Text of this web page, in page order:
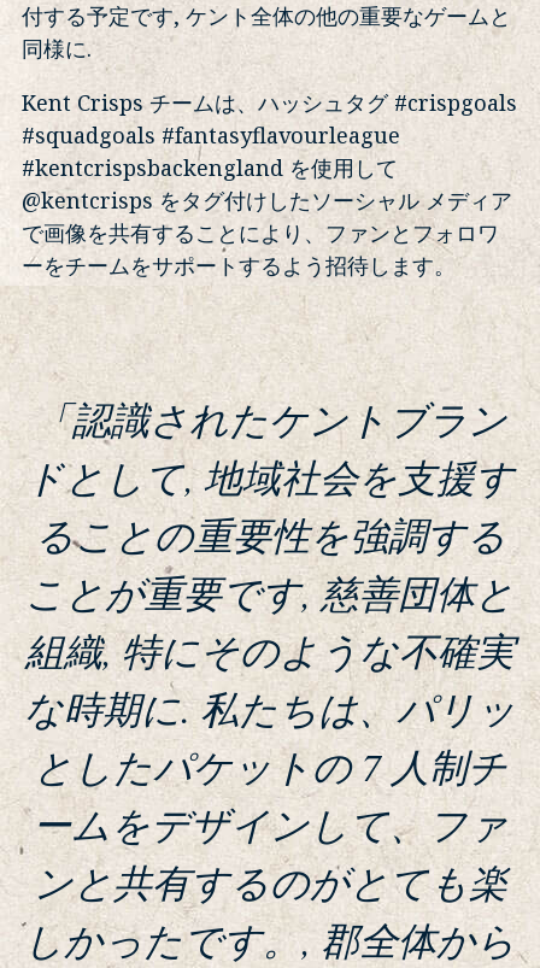
付する予定です, ケント全体の他の重要なゲームと
同様に.
Kent Crisps チームは、ハッシュタグ #crispgoals
#squadgoals #fantasyflavourleague
#kentcrispsbackengland を使用して
@kentcrisps をタグ付けしたソーシャル メディア
で画像を共有することにより、ファンとフォロワ
ーをチームをサポートするよう招待します。
「認識されたケントブラン
ドとして, 地域社会を支援す
ることの重要性を強調する
ことが重要です, 慈善団体と
組織, 特にそのような不確実
な時期に. 私たちは、パリッ
としたパケットの 7 人制チ
ームをデザインして、ファ
ンと共有するのがとても楽
しかったです。, 郡全体から